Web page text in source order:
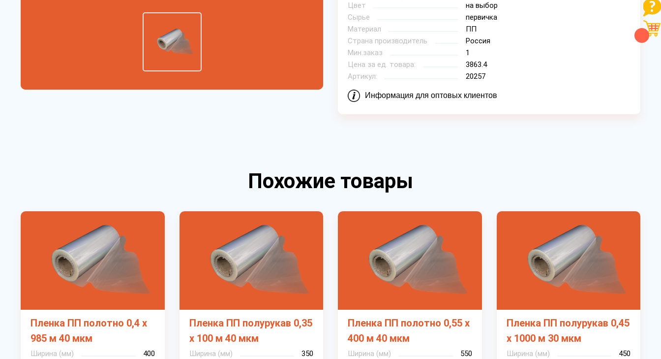
Цвет
на выбор
Сырье
первичка
Материал
ПП
Страна производитель
Россия
Мин.заказ
1
Цена за ед. товара:
3863.4
Артикул:
20257
Информация для оптовых клиентов
Похожие товары
Пленка ПП полотно 0,4 х
985 м 40 мкм
Ширина (мм)
400
Пленка ПП полурукав 0,35
х 100 м 40 мкм
Ширина (мм)
350
Пленка ПП полотно 0,55 х
400 м 40 мкм
Ширина (мм)
550
Пленка ПП полурукав 0,45
х 1000 м 30 мкм
Ширина (мм)
450